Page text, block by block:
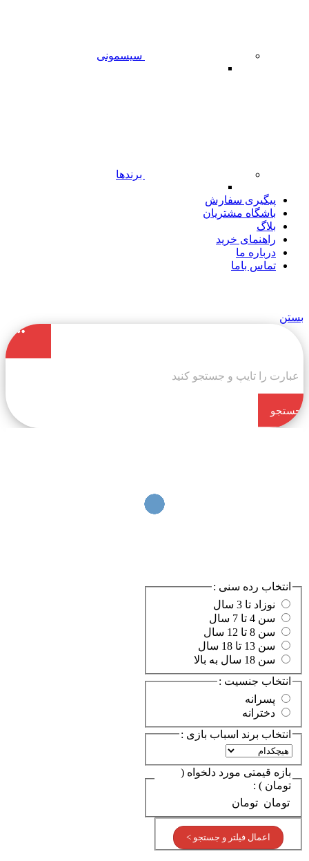
سیسمونی
برندها
پیگیری سفارش
باشگاه مشتریان
بلاگ
راهنمای خرید
درباره ما
تماس باما
بستن
جستجو
انتخاب رده سنی :
انتخاب جنسیت :
انتخاب برند اسباب بازی :
بازه قیمتی مورد دلخواه (
تومان ) :
تومان تومان
اعمال فیلتر و جستجو >